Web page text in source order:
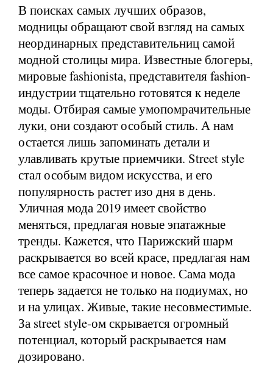
В поисках самых лучших образов,
модницы обращают свой взгляд на самых
неординарных представительниц самой
модной столицы мира. Известные блогеры,
мировые fashionistа, представителя fashion-
индустрии тщательно готовятся к неделе
моды. Отбирая самые умопомрачительные
луки, они создают особый стиль. А нам
остается лишь запоминать детали и
улавливать крутые приемчики. Street style
стал особым видом искусства, и его
популярность растет изо дня в день.
Уличная мода 2019 имеет свойство
меняться, предлагая новые эпатажные
тренды. Кажется, что Парижский шарм
раскрывается во всей красе, предлагая нам
все самое красочное и новое. Сама мода
теперь задается не только на подиумах, но
и на улицах. Живые, такие несовместимые.
За street style-ом скрывается огромный
потенциал, который раскрывается нам
дозировано.